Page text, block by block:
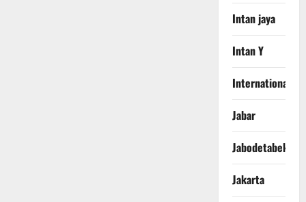
Intan jaya
Intan Y
International
Jabar
Jabodetabek
Jakarta